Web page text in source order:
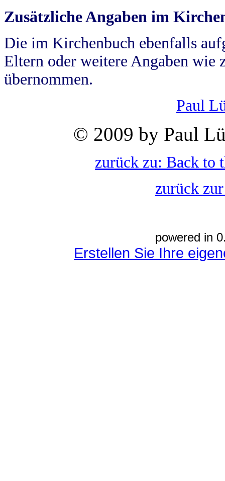
Zusätzliche Angaben im
Die im Kirchenbuch ebenfalls
Eltern oder weitere Angaben wie
übernommen.
Paul
© 2009 by Paul
zurück zu: Back to
zurück
powered in
Erstellen Sie Ihre